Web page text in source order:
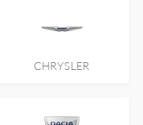
CHRYSLER